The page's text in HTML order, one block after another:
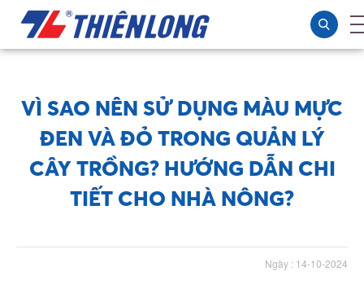
VÌ SAO NÊN SỬ DỤNG MÀU MỰC
ĐEN VÀ ĐỎ TRONG QUẢN LÝ
CÂY TRỒNG? HƯỚNG DẪN CHI
TIẾT CHO NHÀ NÔNG?
Ngày : 14-10-2024